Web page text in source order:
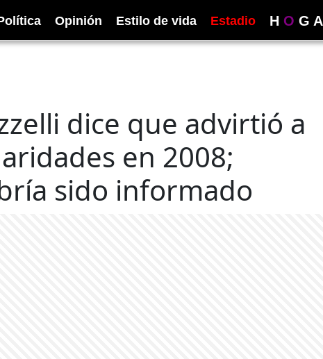
Opinión Estilo de vida Estadio H O G A
dice que advirtió a
en 2008;
sido informado